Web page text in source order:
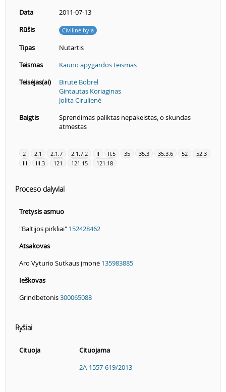
Data
2011-07-13
Rūšis
Civilinė byla
Tipas
Nutartis
Teismas
Kauno apygardos teismas
Teisėjas(ai)
Birutė Bobrel
Gintautas Koriaginas
Jolita Cirulienė
Baigtis
Sprendimas paliktas nepakeistas, o skundas
atmestas
2 2.1 2.1.7 2.1.7.2 II II.5 35 35.3 35.3.6 52
52.3
III
III.3 121 121.15 121.18
Proceso dalyviai
Tretysis asmuo
"Baltijos pirkliai" 152428462
Atsakovas
Aro Vyturio Sutkaus įmonė 135983885
Ieškovas
Grindbetonis300065088
Ryšiai
Cituoja
Cituojama
2A-1557-619/2013